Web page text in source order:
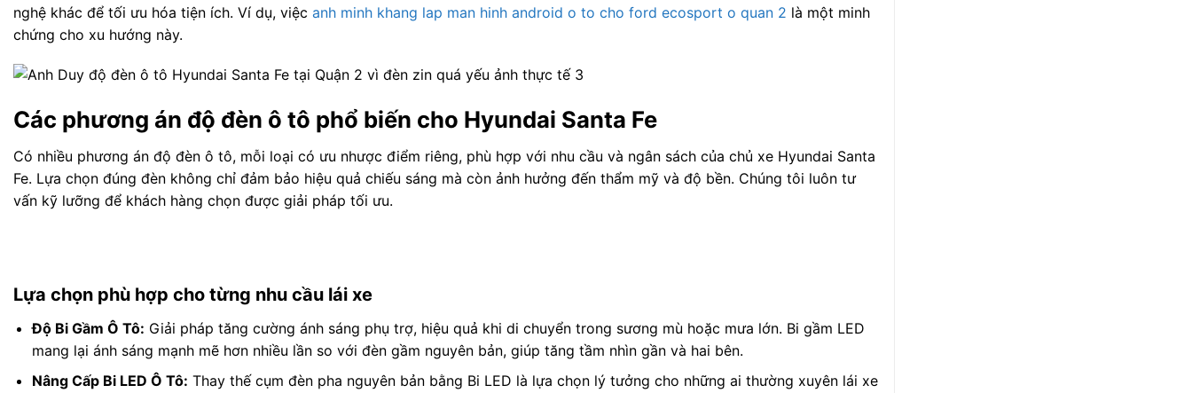
nghệ khác để tối ưu hóa tiện ích. Ví dụ, việc anh minh khang lap man hinh android o to cho ford ecosport o quan 2 là một minh
chứng cho xu hướng này.
Các phương án độ đèn ô tô phổ biến cho Hyundai Santa Fe
Có nhiều phương án độ đèn ô tô, mỗi loại có ưu nhược điểm riêng, phù hợp với nhu cầu và ngân sách của chủ xe Hyundai Santa
Fe. Lựa chọn đúng đèn không chỉ đảm bảo hiệu quả chiếu sáng mà còn ảnh hưởng đến thẩm mỹ và độ bền. Chúng tôi luôn tư
vấn kỹ lưỡng để khách hàng chọn được giải pháp tối ưu.
Lựa chọn phù hợp cho từng nhu cầu lái xe
Độ Bi Gầm Ô Tô: Giải pháp tăng cường ánh sáng phụ trợ, hiệu quả khi di chuyển trong sương mù hoặc mưa lớn. Bi gầm LED
mang lại ánh sáng mạnh mẽ hơn nhiều lần so với đèn gầm nguyên bản, giúp tăng tầm nhìn gần và hai bên.
Nâng Cấp Bi LED Ô Tô: Thay thế cụm đèn pha nguyên bản bằng Bi LED là lựa chọn lý tưởng cho những ai thường xuyên lái xe